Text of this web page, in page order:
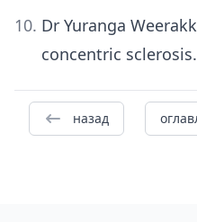
Dr Yuranga
concentric sclerosis.
назад